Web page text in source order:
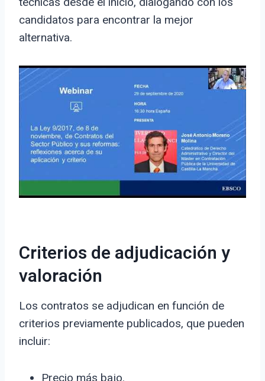
candidatos para encontrar la mejor
alternativa.
Criterios de adjudicación y
valoración
Los contratos se adjudican en función de
criterios previamente publicados, que pueden
incluir:
Precio más bajo.